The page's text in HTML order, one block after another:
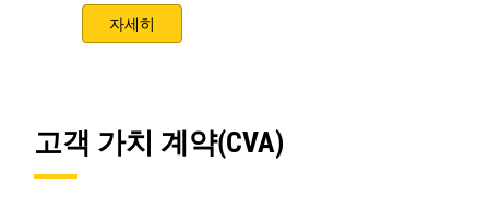
자세히
고객 가치 계약(CVA)